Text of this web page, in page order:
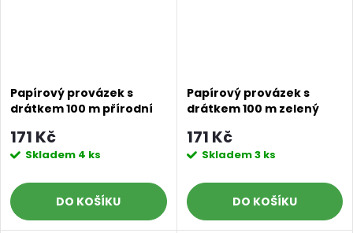
Papírový provázek s
drátkem 100 m přírodní
171 Kč
Skladem 4 ks
DO KOŠÍKU
Papírový provázek s
drátkem 100 m zelený
171 Kč
Skladem3 ks
DO KOŠÍKU